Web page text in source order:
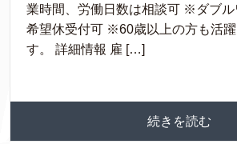
業時間、労働日数は相談可 ※ダブ
希望休受付可 ※60歳以上の方も活躍
す。 詳細情報 雇 […]
続きを読む